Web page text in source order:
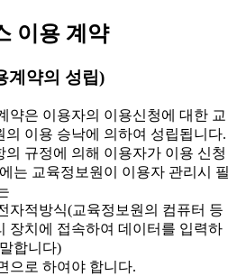
이용 계약
계약의 성립)
약은 이용자의 이용신청에 대한 교
의 이용 승낙에 의하여 성립됩니다.
규정에 의해 이용자가 이용 신청
는 교육정보원이 이용자 관리시 필
자적방식(교육정보원의 컴퓨터 등
장치에 접속하여 데이터를 입력하
합니다)
으로 하여야 합니다.